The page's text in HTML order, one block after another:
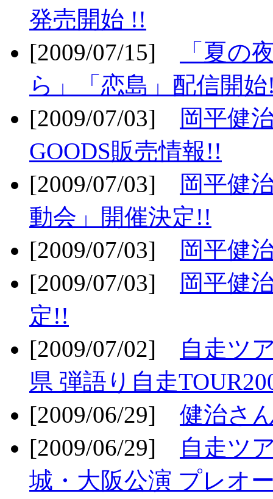
発売開始 !!
[2009/07/15]
「夏の
ら」「恋島」配信開
[2009/07/03]
岡平健
GOODS販売情報!!
[2009/07/03]
岡平健
動会」開催決定!!
[2009/07/03]
岡平健
[2009/07/03]
岡平健
定!!
[2009/07/02]
自走ツ
県 弾語り自走
[2009/06/29] 健治さ
[2009/06/29]
自走ツ
城・大阪公演 プレオ